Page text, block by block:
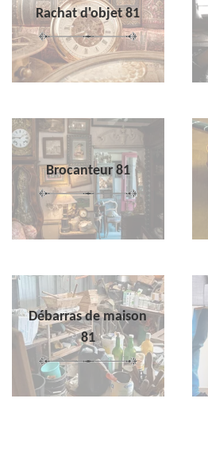
Rachat d'objet 81
Brocanteur 81
Débarras de maison
81